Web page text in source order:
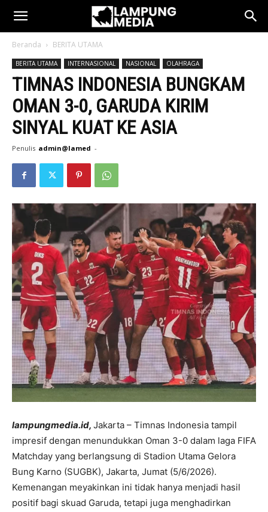
Beranda BERITA UTAMA
BERITA UTAMA INTERNASIONAL NASIONAL OLAHRAGA
TIMNAS INDONESIA BUNGKAM
OMAN 3-0, GARUDA KIRIM
SINYAL KUAT KE ASIA
Penulis admin@lamed -
lampungmedia.id, Jakarta – Timnas Indonesia tampil
impresif dengan menundukkan Oman 3-0 dalam laga FIFA
Matchday yang berlangsung di Stadion Utama Gelora
Bung Karno (SUGBK), Jakarta, Jumat (5/6/2026).
Kemenangan meyakinkan ini tidak hanya menjadi hasil
positif bagi skuad Garuda, tetapi juga menghadirkan